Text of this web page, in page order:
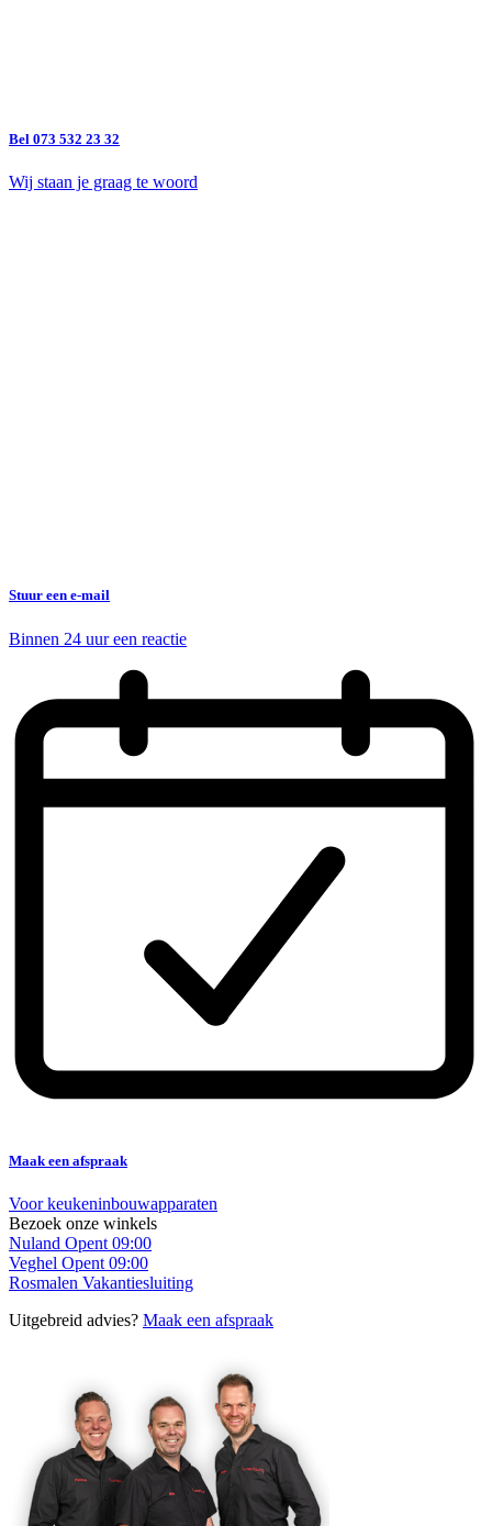
Bel 073 532 23 32
Wij staan je graag te woord
Stuur een e-mail
Binnen 24 uur een reactie
Maak een afspraak
Voor keukeninbouwapparaten
Bezoek onze winkels
Nuland Opent 09:00
Veghel Opent 09:00
Rosmalen Vakantiesluiting
Uitgebreid advies? Maak een afspraak